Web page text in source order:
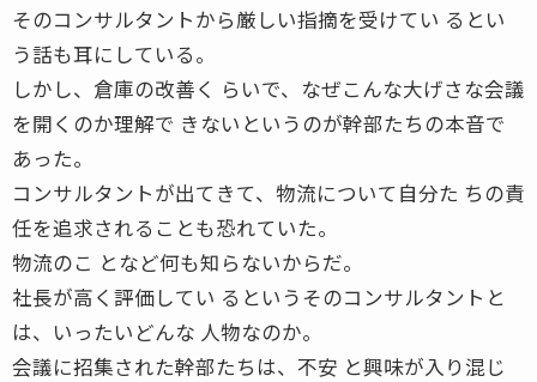
そのコンサルタントから厳しい指摘を受けてい るとい
う話も耳にしている。
しかし、倉庫の改善く らいで、なぜこんな大げさな会議
を開くのか理解で きないというのが幹部たちの本音で
あった。
コンサルタントが出てきて、物流について自分た ちの責
任を追求されることも恐れていた。
物流のこ となど何も知らないからだ。
社長が高く評価してい るというそのコンサルタントと
は、いったいどんな 人物なのか。
会議に招集された幹部たちは、不安 と興味が入り混じ